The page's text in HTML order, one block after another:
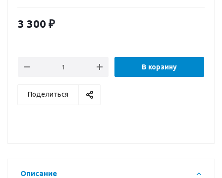
3 300 ₽
В корзину
Поделиться
Описание